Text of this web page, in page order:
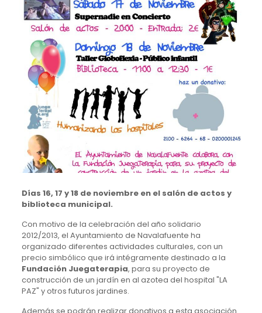
Días 16, 17 y 18 de noviembre en el salón de actos y
biblioteca municipal.
Con motivo de la celebración del año solidario
2012/2013, el Ayuntamiento de Navalafuente ha
organizado diferentes actividades culturales, con un
precio simbólico que irá intégramente destinado a la
Fundación Juegaterapia, para su proyecto de
construcción de un jardín en al azotea del hospital "LA
PAZ" y otros futuros jardines.